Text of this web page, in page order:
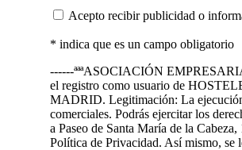
Acepto recibir publicidad o
* indica que es un campo obligatorio
------ªªªASOCIACIÓN
el registro como usuario de
MADRID. Legitimación: La ejecución
comerciales. Podrás ejercitar los
a Paseo de Santa María de la
Política de Privacidad. Así mismo, se